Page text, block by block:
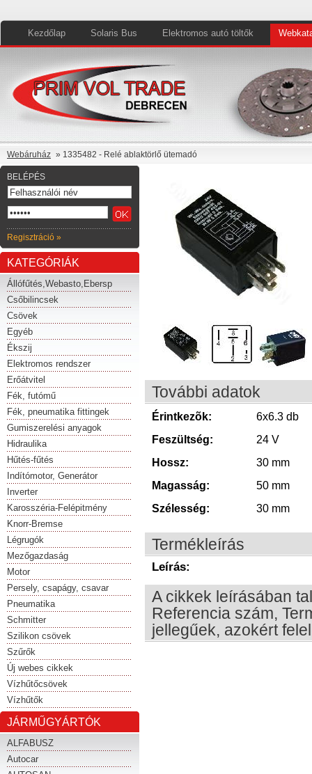
Kezdőlap Solaris Bus Elektromos autó töltők
Webáruház » 1335482 - Relé ablaktörlő ütemadó
BELÉPÉS
Regisztráció »
KATEGÓRIÁK
Állófűtés,Webasto,Ebersp
Csőbilincsek
Csövek
Egyéb
Ékszij
Elektromos rendszer
Erőátvitel
Fék, futómű
Fék, pneumatika fittingek
Gumiszerelési anyagok
Hidraulika
Hűtés-fűtés
Indítómotor, Generátor
Inverter
Karosszéria-Felépitmény
Knorr-Bremse
Légrugók
Mezőgazdaság
Motor
Persely, csapágy, csavar
Pneumatika
Schmitter
Szilikon csövek
Szűrők
Új webes cikkek
Vízhűtőcsövek
Vízhűtők
JÁRMŰGYÁRTÓK
ALFABUSZ
Autocar
További adatok
Érintkezõk:
6x6.3 db
Feszültség:
24 V
Hossz:
30 mm
Magasság:
50 mm
Szélesség:
30 mm
Termékleírás
Leírás:
A cikkek leírásában
Referencia szám,
jellegűek, azokért